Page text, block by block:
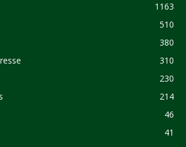
1163
510
380
310
230
214
46
41